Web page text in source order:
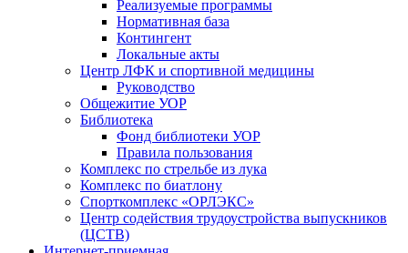
Реализуемые программы
Нормативная база
Контингент
Локальные акты
Центр ЛФК и спортивной медицины
Руководство
Общежитие УОР
Библиотека
Фонд библиотеки УОР
Правила пользования
Комплекс по стрельбе из лука
Комплекс по биатлону
Спорткомплекс «ОРЛЭКС»
Центр содействия трудоустройства выпускников
(ЦСТВ)